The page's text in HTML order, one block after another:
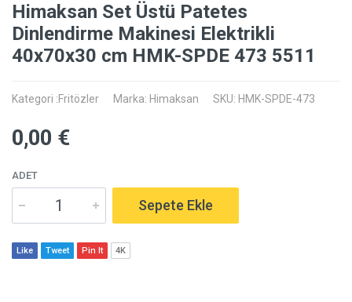
Himaksan Set Üstü Patetes
Dinlendirme Makinesi Elektrikli
40x70x30 cm HMK-SPDE 473 5511
Kategori :Fritözler Marka: Himaksan SKU: HMK-SPDE-473
0,00 €
ADET
Sepete Ekle
Like Tweet Pin It 4K